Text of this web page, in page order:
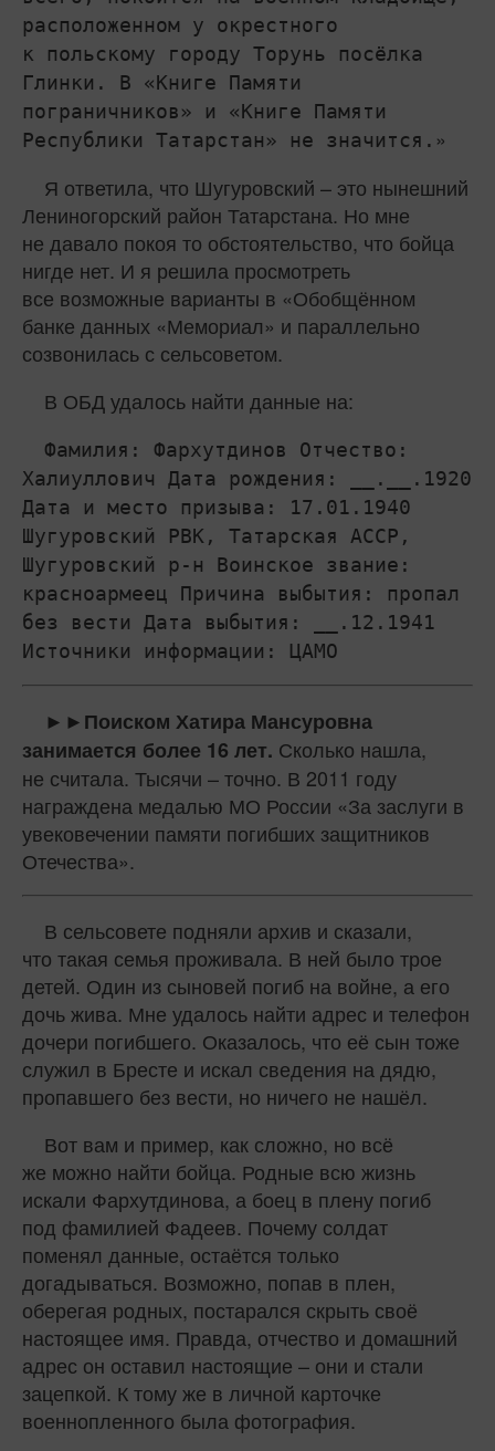
расположенном у окрестного
к польскому городу Торунь посёлка
Глинки. В «Книге Памяти
пограничников» и «Книге Памяти
Республики Татарстан» не значится.
Я ответила, что Шугуровский – это нынешний
Лениногорский район Татарстана. Но мне
не давало покоя то обстоятельство, что бойца
нигде нет. И я решила просмотреть
все возможные варианты в «Обобщённом
банке данных «Мемориал» и параллельно
созвонилась с сельсоветом.
В ОБД удалось найти данные на:
Фамилия: Фархутдинов Отчество:
Халиуллович Дата рождения: __.__.1920
Дата и место призыва: 17.01.1940
Шугуровский РВК, Татарская АССР,
Шугуровский р-н Воинское звание:
красноармеец Причина выбытия: пропал
без вести Дата выбытия: __.12.1941
Источники информации: ЦАМО
►►Поиском Хатира Мансуровна
занимается более 16 лет. Сколько нашла,
не считала. Тысячи – точно. В 2011 году
награждена медалью МО России «За заслуги в
увековечении памяти погибших защитников
Отечества».
В сельсовете подняли архив и сказали,
что такая семья проживала. В ней было трое
детей. Один из сыновей погиб на войне, а его
дочь жива. Мне удалось найти адрес и телефон
дочери погибшего. Оказалось, что её сын тоже
служил в Бресте и искал сведения на дядю,
пропавшего без вести, но ничего не нашёл.
Вот вам и пример, как сложно, но всё
же можно найти бойца. Родные всю жизнь
искали Фархутдинова, а боец в плену погиб
под фамилией Фадеев. Почему солдат
поменял данные, остаётся только
догадываться. Возможно, попав в плен,
оберегая родных, постарался скрыть своё
настоящее имя. Правда, отчество и домашний
адрес он оставил настоящие – они и стали
зацепкой. К тому же в личной карточке
военнопленного была фотография.